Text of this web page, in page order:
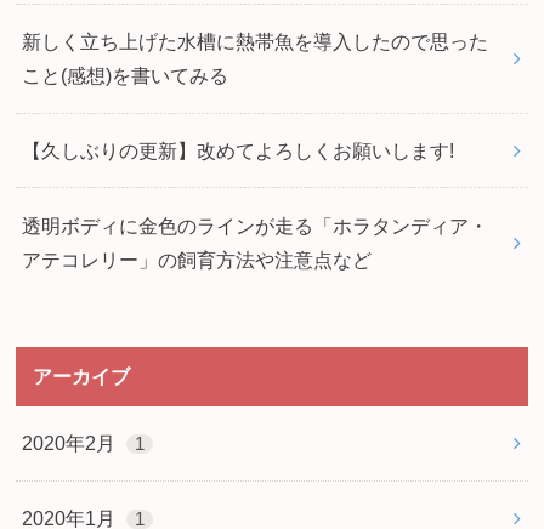
新しく立ち上げた水槽に熱帯魚を導入したので思った
こと(感想)を書いてみる
【久しぶりの更新】改めてよろしくお願いします!
透明ボディに金色のラインが走る「ホラタンディア・
アテコレリー」の飼育方法や注意点など
アーカイブ
2020年2月 1
2020年1月 1